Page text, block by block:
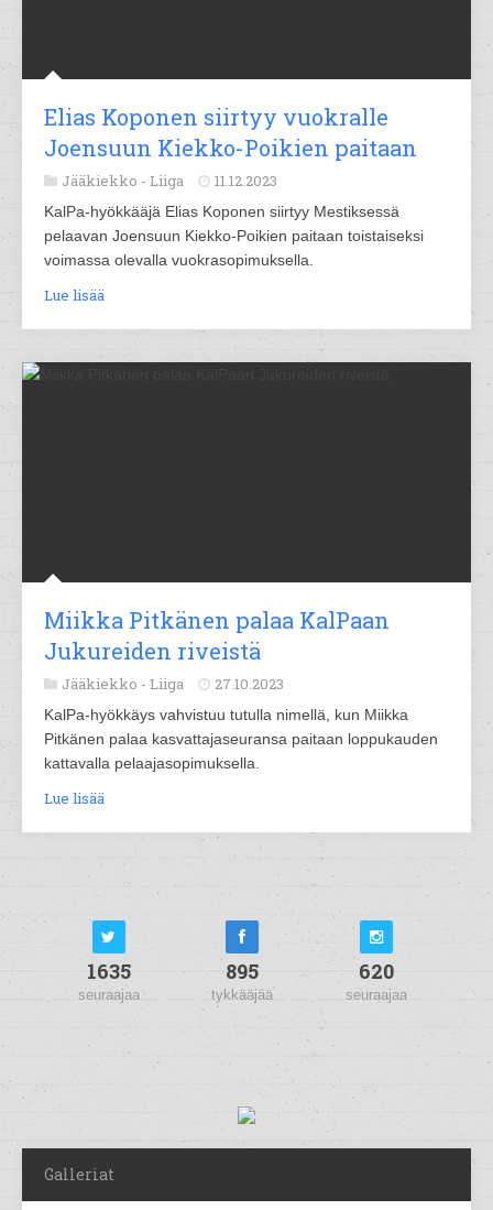
Elias Koponen siirtyy vuokralle
Joensuun Kiekko-Poikien paitaan
Jääkiekko - Liiga 11.12.2023
KalPa-hyökkääjä Elias Koponen siirtyy Mestiksessä
pelaavan Joensuun Kiekko-Poikien paitaan toistaiseksi
voimassa olevalla vuokrasopimuksella.
Lue lisää
Miikka Pitkänen palaa KalPaan
Jukureiden riveistä
Jääkiekko - Liiga 27.10.2023
KalPa-hyökkäys vahvistuu tutulla nimellä, kun Miikka
Pitkänen palaa kasvattajaseuransa paitaan loppukauden
kattavalla pelaajasopimuksella.
Lue lisää
1635
seuraajaa
895
tykkääjää
620
seuraajaa
Galleriat